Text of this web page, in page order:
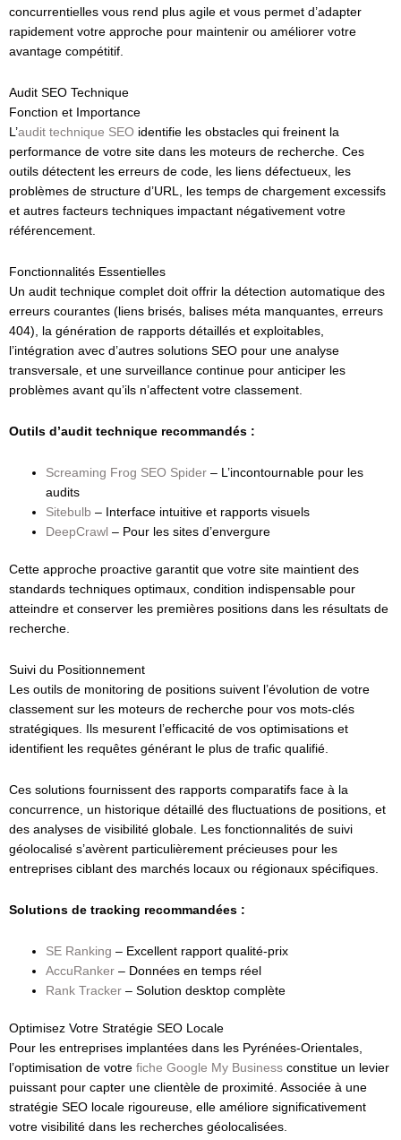
concurrentielles vous rend plus agile et vous permet d’adapter
rapidement votre approche pour maintenir ou améliorer votre
avantage compétitif.
Audit SEO Technique
Fonction et Importance
L’audit technique SEO identifie les obstacles qui freinent la
performance de votre site dans les moteurs de recherche. Ces
outils détectent les erreurs de code, les liens défectueux, les
problèmes de structure d’URL, les temps de chargement excessifs
et autres facteurs techniques impactant négativement votre
référencement.
Fonctionnalités Essentielles
Un audit technique complet doit offrir la détection automatique des
erreurs courantes (liens brisés, balises méta manquantes, erreurs
404), la génération de rapports détaillés et exploitables,
l’intégration avec d’autres solutions SEO pour une analyse
transversale, et une surveillance continue pour anticiper les
problèmes avant qu’ils n’affectent votre classement.
Outils d’audit technique recommandés :
Screaming Frog SEO Spider – L’incontournable pour les
audits
Sitebulb – Interface intuitive et rapports visuels
DeepCrawl – Pour les sites d’envergure
Cette approche proactive garantit que votre site maintient des
standards techniques optimaux, condition indispensable pour
atteindre et conserver les premières positions dans les résultats de
recherche.
Suivi du Positionnement
Les outils de monitoring de positions suivent l’évolution de votre
classement sur les moteurs de recherche pour vos mots-clés
stratégiques. Ils mesurent l’efficacité de vos optimisations et
identifient les requêtes générant le plus de trafic qualifié.
Ces solutions fournissent des rapports comparatifs face à la
concurrence, un historique détaillé des fluctuations de positions, et
des analyses de visibilité globale. Les fonctionnalités de suivi
géolocalisé s’avèrent particulièrement précieuses pour les
entreprises ciblant des marchés locaux ou régionaux spécifiques.
Solutions de tracking recommandées :
SE Ranking – Excellent rapport qualité-prix
AccuRanker – Données en temps réel
Rank Tracker – Solution desktop complète
Optimisez Votre Stratégie SEO Locale
Pour les entreprises implantées dans les Pyrénées-Orientales,
l’optimisation de votre fiche Google My Business constitue un levier
puissant pour capter une clientèle de proximité. Associée à une
stratégie SEO locale rigoureuse, elle améliore significativement
votre visibilité dans les recherches géolocalisées.